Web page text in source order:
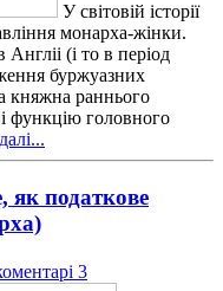
У світовій історії
монарха-жінки.
(і то в період
буржуазних
княжна раннього
функцію головного
як податкове
3